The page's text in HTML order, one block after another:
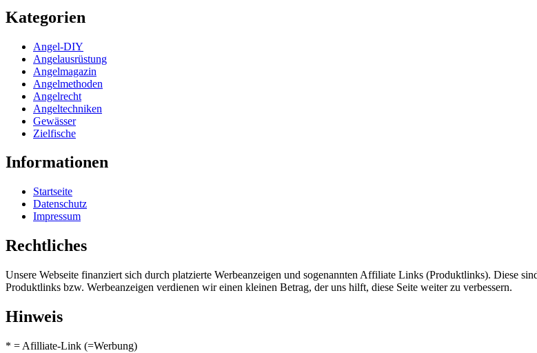
Kategorien
Angel-DIY
Angelausrüstung
Angelmagazin
Angelmethoden
Angelrecht
Angeltechniken
Gewässer
Zielfische
Informationen
Startseite
Datenschutz
Impressum
Rechtliches
Unsere Webseite finanziert sich durch platzierte Werbeanzeigen und sogenannten Affiliate Links (Produktlinks). Diese
Produktlinks bzw. Werbeanzeigen verdienen wir einen kleinen Betrag, der uns hilft, diese Seite weiter zu verbessern.
Hinweis
* = Afilliate-Link (=Werbung)